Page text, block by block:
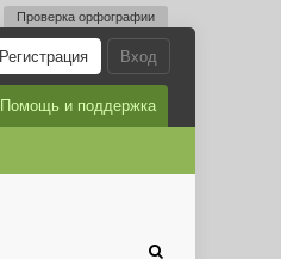
Проверка орфографии
Вход
Регистрация
Помощь и поддержка